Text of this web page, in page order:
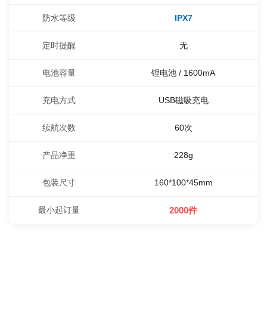
防水等级 IPX7
定时提醒 无
电池容量 锂电池 / 1600mA
充电方式 USB磁吸充电
续航次数 60次
产品净重 228g
包装尺寸 160*100*45mm
最小起订量 2000件